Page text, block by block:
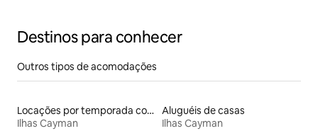
Destinos para conhecer
Outros tipos de acomodações
Locações por temporada com piscina
Ilhas Cayman
Aluguéis de casas
Ilhas Cayman